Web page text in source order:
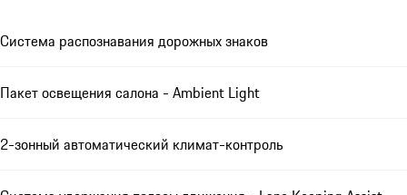
Система распознавания дорожных знаков
Пакет освещения салона - Ambient Light
2-зонный автоматический климат-контроль